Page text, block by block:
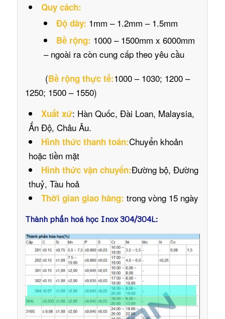
Quy cách:
Độ dày: 1mm – 1.2mm – 1.5mm
Bề rộng: 1000 – 1500mm x 6000mm
– ngoài ra còn cung cấp theo yêu cầu
(Bề rộng thực tế:1000 – 1030; 1200 –
1250; 1500 – 1550)
Xuất xứ: Hàn Quốc, Đài Loan, Malaysia,
Ấn Độ, Châu Âu.
Hình thức thanh toán:Chuyển khoản
hoặc tiền mặt
Hình thức vận chuyển:Đường bộ, Đường
thuỷ, Tàu hoả
Thời gian giao hàng: trong vòng 15 ngày
Thành phần hoá học Inox 304/304L: